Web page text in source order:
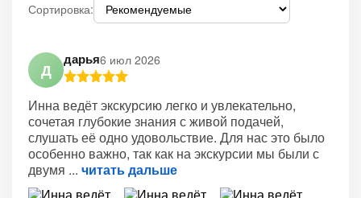
Сортировка:
Д
дарья6 июл 2026
Инна ведёт экскурсию легко и увлекательно,
сочетая глубокие знания с живой подачей,
слушать её одно удовольствие. Для нас это было
особенно важно, так как на экскурсии мы были с
двумя
читать дальше